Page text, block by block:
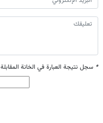
* سجل نتيجة العبارة في الخانة المقابلة